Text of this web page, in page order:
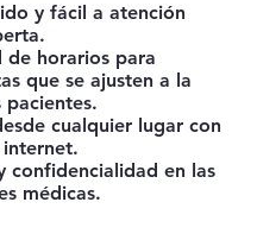
y fácil a atención
de horarios para
que se ajusten a la
pacientes.
cualquier lugar con
confidencialidad en las
médicas.